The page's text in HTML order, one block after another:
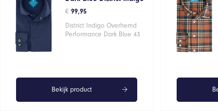
€ 99,95
District Indigo Overhemd
Performance Dark Blue 43
Bekijk product